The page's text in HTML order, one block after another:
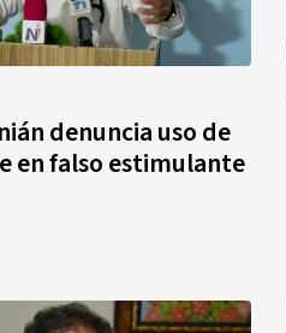
denuncia uso de
en falso estimulante